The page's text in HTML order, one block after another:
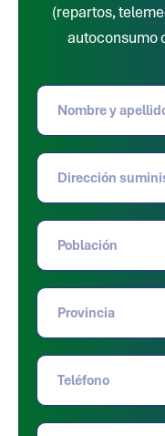
(repartos,
autoconsumo